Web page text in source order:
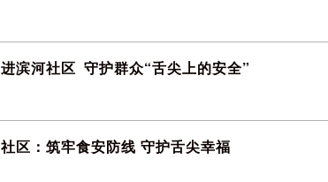
滨河社区 守护群众“舌尖上的安全”
区：筑牢食安防线 守护舌尖幸福